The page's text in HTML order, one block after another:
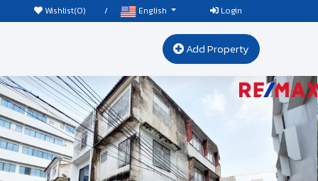
Wishlist(0) / English Login
Add Property